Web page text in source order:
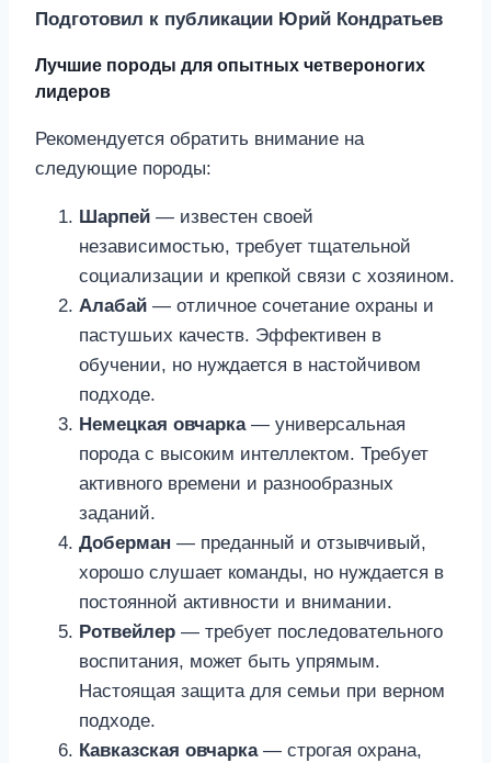
Подготовил к публикации Юрий Кондратьев
Лучшие породы для опытных четвероногих
лидеров
Рекомендуется обратить внимание на
следующие породы:
Шарпей — известен своей
независимостью, требует тщательной
социализации и крепкой связи с хозяином.
Алабай — отличное сочетание охраны и
пастушьих качеств. Эффективен в
обучении, но нуждается в настойчивом
подходе.
Немецкая овчарка— универсальная
порода с высоким интеллектом. Требует
активного времени и разнообразных
заданий.
Доберман — преданный и отзывчивый,
хорошо слушает команды, но нуждается в
постоянной активности и внимании.
Ротвейлер — требует последовательного
воспитания, может быть упрямым.
Настоящая защита для семьи при верном
подходе.
Кавказская овчарка— строгая охрана,